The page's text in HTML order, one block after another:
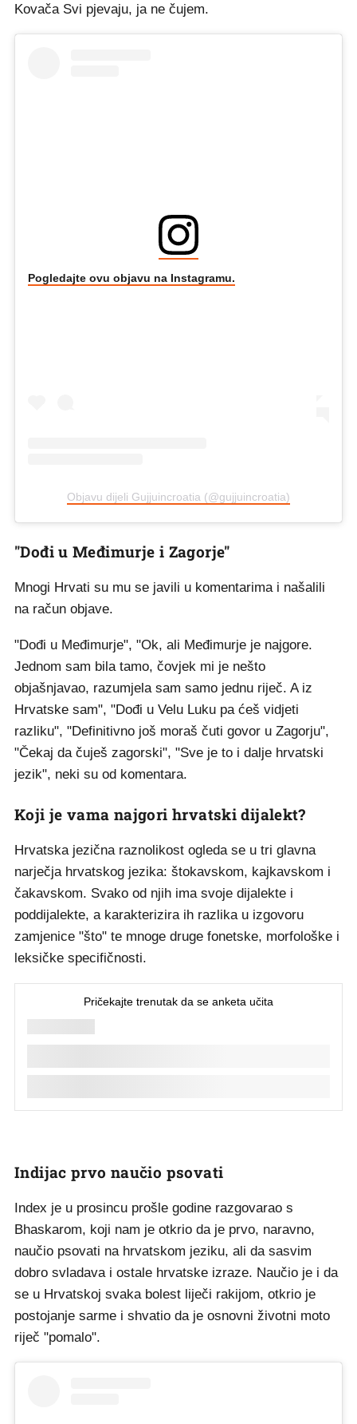
Kovača Svi pjevaju, ja ne čujem.
Pogledajte ovu objavu na Instagramu.
Objavu dijeli Gujjuincroatia (@gujjuincroatia)
"Dođi u Međimurje i Zagorje"
Mnogi Hrvati su mu se javili u komentarima i našalili
na račun objave.
"Dođi u Međimurje", "Ok, ali Međimurje je najgore.
Jednom sam bila tamo, čovjek mi je nešto
objašnjavao, razumjela sam samo jednu riječ. A iz
Hrvatske sam", "Dođi u Velu Luku pa ćeš vidjeti
razliku", "Definitivno još moraš čuti govor u Zagorju",
"Čekaj da čuješ zagorski", "Sve je to i dalje hrvatski
jezik", neki su od komentara.
Koji je vama najgori hrvatski dijalekt?
Hrvatska jezična raznolikost ogleda se u tri glavna
narječja hrvatskog jezika: štokavskom, kajkavskom i
čakavskom. Svako od njih ima svoje dijalekte i
poddijalekte, a karakterizira ih razlika u izgovoru
zamjenice "što" te mnoge druge fonetske, morfološke i
leksičke specifičnosti.
Indijac prvo naučio psovati
Index je u prosincu prošle godine razgovarao s
Bhaskarom, koji nam je otkrio da je prvo, naravno,
naučio psovati na hrvatskom jeziku, ali da sasvim
dobro svladava i ostale hrvatske izraze. Naučio je i da
se u Hrvatskoj svaka bolest liječi rakijom, otkrio je
postojanje sarme i shvatio da je osnovni životni moto
riječ "pomalo".